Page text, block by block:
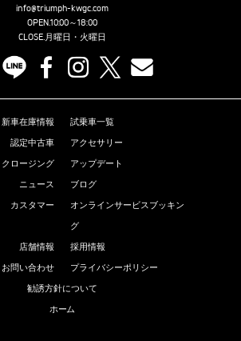
info@triumph-kwgc.com
OPEN.10:00～18:00
CLOSE.月曜日・火曜日
TRIUMPH OFFICIAL SITE
LINE FacebookInstagram
新車在庫情報
試乗車一覧
認定中古車
アクセサリー
クロージング
アップデート
ニュース
ブログ
カスタマー
オンラインサービスブッキン
グ
店舗情報
採用情報
お問い合わせ
プライバシーポリシー
勧誘方針について
ホーム